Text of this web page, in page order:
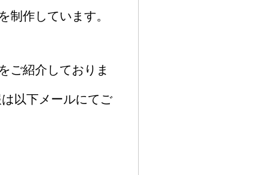
制作しています。
ご紹介しておりま
以下メールにてご